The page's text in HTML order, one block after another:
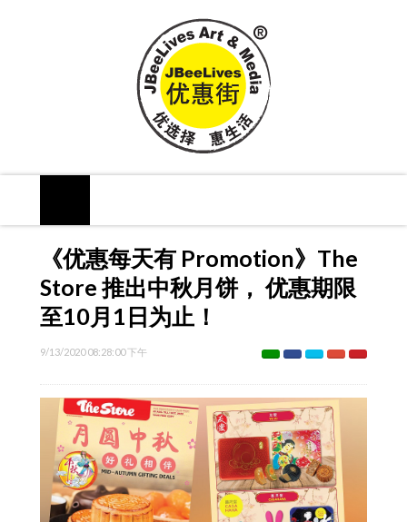
《优惠每天有 Promotion》The
Store 推出中秋月饼， 优惠期限
至10月1日为止！
9/13/2020 08:28:00 下午